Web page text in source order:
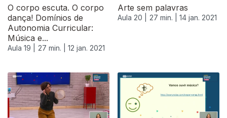
O corpo escuta. O corpo
dança! Domínios de
Autonomia Curricular:
Música e...
Aula 19 | 27 min. | 12 jan. 2021
Arte sem palavras
Aula 20 | 27 min. | 14 jan. 2021